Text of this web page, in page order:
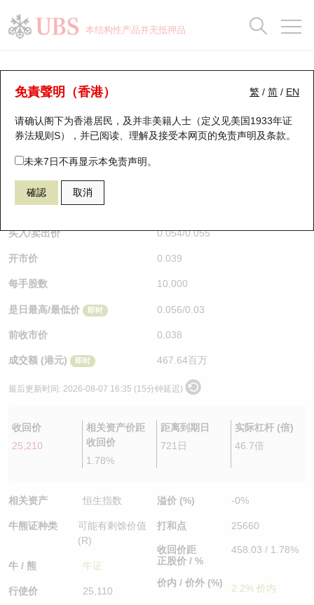
本结构性产品并无抵押品
繁 / 简 / EN
免責聲明（香港）
请确认阁下为香港居民，及并非美籍人士（定义见美国1933年证
券法规则S），并已阅读、理解及接受本网页的免责声明及条款。
未来7日不再显示本免责声明。
確認 取消
牛熊证分析仪
表现 街货统计 比较
67438 瑞银牛证 HSI 恒生指数
$0.055 0.017
买入/卖出价 0.054/0.055
开市价 0.039
每手股数 10,000
是日最高/最低价 即时 0.056/0.03
前收市价 0.038
成交额 (港元) 即时 467.64百万
最后更新时间: 2026-08-07 16:35 (15分钟延迟)
收回价
25,210
相关资产价距
收回价
1.78%
距离到期日
721日
实际杠杆 (倍)
46.7倍
相关资产 恒生指数
牛熊证种类
可能有剩馀价值
(R)
牛 / 熊 牛证
行使价 25,110
溢价 (%) -0%
打和点 25660
收回价距
正股价 / %
458.03 / 1.78%
价内 / 价外 (%) 2.2% 价内
瑞银认股证一览
新发行瑞银认股证
即将到期认股证
认股证到期结算价查找
认股证分析仪
认股证速算机
认股证/牛熊证日志
认股证文件及公告
街货统计
比较
牛熊全景快搜
牛熊证搜寻
牛熊证街货分布图
正股牛熊证列表
新发行瑞银牛熊证
已收回牛熊证剩余价值
牛熊证到期结算价查找
牛熊证分析仪
牛熊证文件及公告
街货统计
比较
十大升幅/跌幅
十大认股证成交分布
十天股证占大市成交
资金流
街货统计
三十大平均引伸波幅
正股分析仪
二十大活跃股份
恒指成份股
国指成份股
科指成份股
相关资产沽空
中资ETFs溢价比较
AH 股价对照
持股比重
显示所有持股比重
每月轮证大市专题
轮证专栏
讲座及教育短片
认股证投资者教育
牛熊证投资者教育
认股证牛熊证常问问题